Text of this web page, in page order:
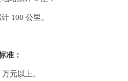
100 公里。
准：
元以上。